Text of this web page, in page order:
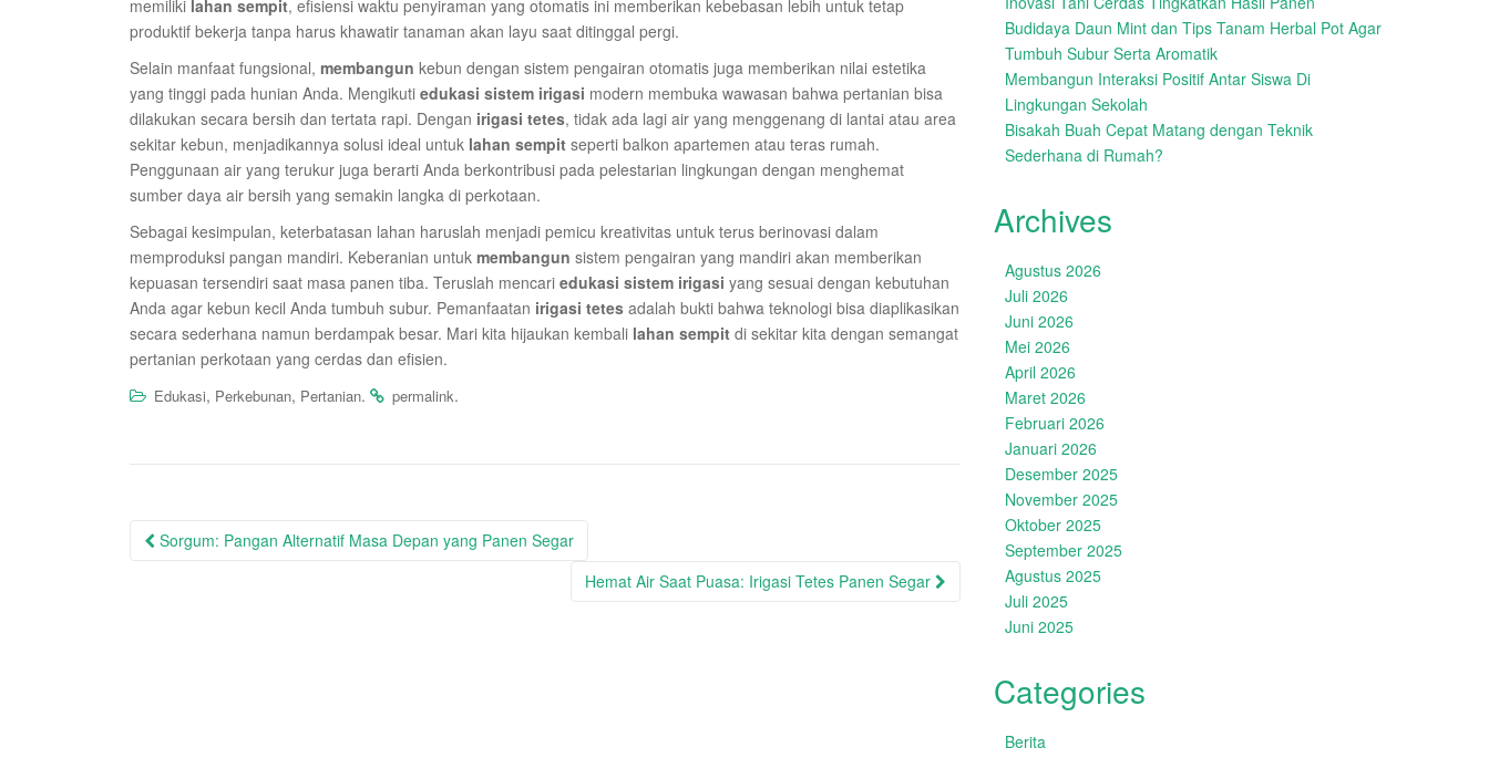
memiliki lahan sempit, efisiensi waktu penyiraman yang otomatis ini memberikan kebebasan lebih untuk tetap
produktif bekerja tanpa harus khawatir tanaman akan layu saat ditinggal pergi.
Selain manfaat fungsional, membangun kebun dengan sistem pengairan otomatis juga memberikan nilai estetika
yang tinggi pada hunian Anda. Mengikuti edukasi sistem irigasi modern membuka wawasan bahwa pertanian bisa
dilakukan secara bersih dan tertata rapi. Dengan irigasi tetes, tidak ada lagi air yang menggenang di lantai atau area
sekitar kebun, menjadikannya solusi ideal untuk lahan sempit seperti balkon apartemen atau teras rumah.
Penggunaan air yang terukur juga berarti Anda berkontribusi pada pelestarian lingkungan dengan menghemat
sumber daya air bersih yang semakin langka di perkotaan.
Sebagai kesimpulan, keterbatasan lahan haruslah menjadi pemicu kreativitas untuk terus berinovasi dalam
memproduksi pangan mandiri. Keberanian untuk membangun sistem pengairan yang mandiri akan memberikan
kepuasan tersendiri saat masa panen tiba. Teruslah mencari edukasi sistem irigasi yang sesuai dengan kebutuhan
Anda agar kebun kecil Anda tumbuh subur. Pemanfaatan irigasi tetes adalah bukti bahwa teknologi bisa diaplikasikan
secara sederhana namun berdampak besar. Mari kita hijaukan kembali lahan sempit di sekitar kita dengan semangat
pertanian perkotaan yang cerdas dan efisien.
Edukasi, Perkebunan, Pertanian. permalink.
Post
Sorgum: Pangan Alternatif Masa Depan yang Panen Segar
Hemat Air Saat Puasa: Irigasi Tetes Panen Segar
Budidaya Daun Mint dan Tips Tanam Herbal Pot Agar
Tumbuh Subur Serta Aromatik
Membangun Interaksi Positif Antar Siswa Di
Lingkungan Sekolah
Bisakah Buah Cepat Matang dengan Teknik
Sederhana di Rumah?
Archives
Agustus 2026
Juli 2026
Juni 2026
Mei 2026
April 2026
Maret 2026
Februari 2026
Januari 2026
Desember 2025
November 2025
Oktober 2025
September 2025
Agustus 2025
Juli 2025
Juni 2025
Categories
Berita